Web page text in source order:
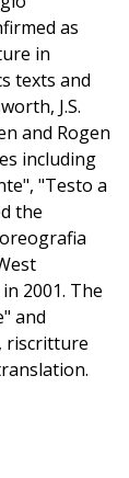
as
in
texts and
J.S.
and Rogen
including
"Testo a
the
2001. The
and
riscritture